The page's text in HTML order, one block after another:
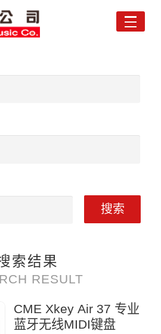
Toggle
搜索
索结果
RESULT
CME Xkey Air 37 专业
蓝牙无线MIDI键盘